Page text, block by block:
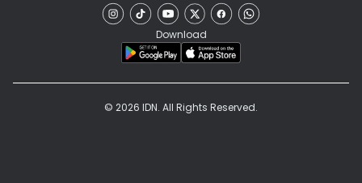
Download
© 2026 IDN. All Rights Reserved.